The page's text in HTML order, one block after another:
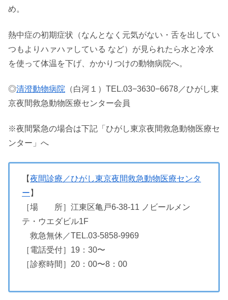
め。
熱中症の初期症状（なんとなく元気がない・舌を出してい
つもよりハァハァしている など）が見られたら水と冷水
を使って体温を下げ、かかりつけの動物病院へ。
◎清澄動物病院 （白河１）TEL.03−3630−6678／ひがし東
京夜間救急動物医療センター会員
※夜間緊急の場合は下記「ひがし東京夜間救急動物医療セ
ンター」へ
【夜間診療／ひがし東京夜間救急動物医療センタ
ー 】
［場 所］江東区亀戸6-38-11 ノビールメン
テ・ウエダビル1F
救急無休／TEL.03-5858-9969
［電話受付］19：30〜
［診察時間］20：00〜8：00